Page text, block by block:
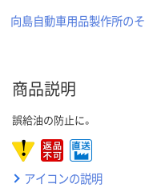
向島自動車用品製作所の
商品説明
誤給油の防止に。
アイコンの説明